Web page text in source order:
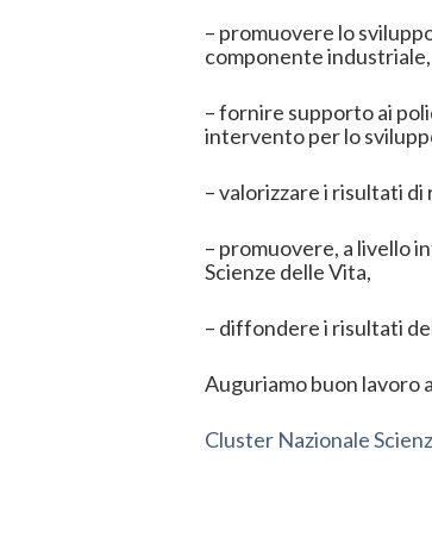
– promuovere lo
componente industriale,
– fornire supporto ai
intervento per lo
– valorizzare i risultati di
– promuovere, a livello
Scienze delle Vita,
– diffondere i risultati
Auguriamo buon lavoro
Cluster Nazionale